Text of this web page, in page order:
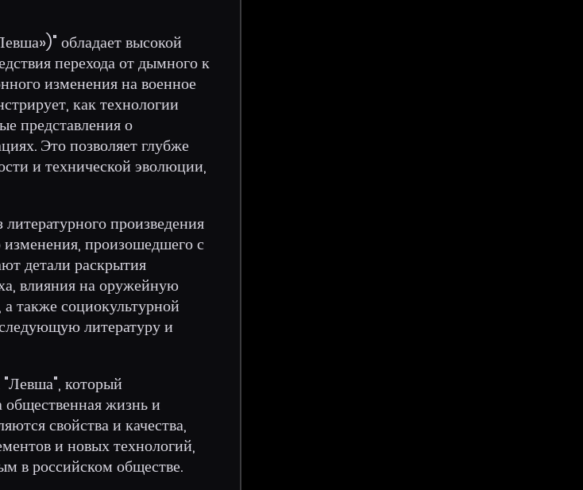
обладает высокой
перехода от дымного к
изменения на военное
как технологии
представления о
Это позволяет глубже
и технической эволюции,
произведения
изменения, произошедшего с
детали раскрытия
влияния на оружейную
также социокультурной
литературу и
"Левша", который
жизнь и
свойства и качества,
и новых технологий,
в российском обществе.